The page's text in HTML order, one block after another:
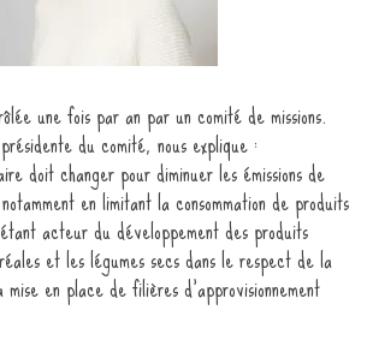
une fois par an par un comité de missions.
du comité, nous explique :
doit changer pour diminuer les émissions de
en limitant la consommation de produits
acteur du développement des produits
et les légumes secs dans le respect de la
en place de filières d’approvisionnement